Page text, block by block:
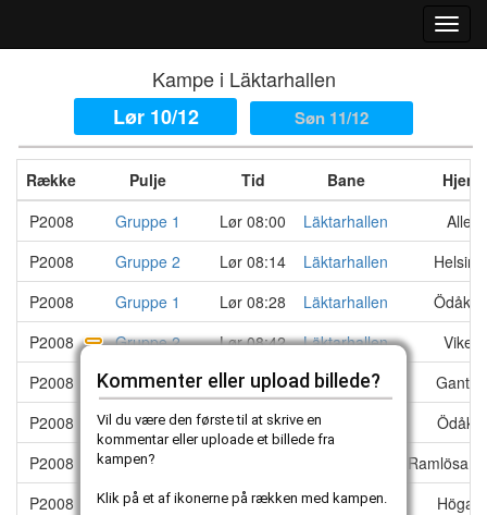
Kampe i Läktarhallen
Lør 10/12
Søn 11/12
Række Pulje Tid Bane
P2008
Gruppe 1 Lør 08:00 Läktarhallen
P2008
Gruppe 2 Lør 08:14 Läktarhallen
P2008
Gruppe 1 Lør 08:28 Läktarhallen
P2008
Gruppe 2 Lør 08:42 Läktarhallen
P2008
Gruppe 1 Lør 08:56 Läktarhallen
P2008
Gruppe 2 Lør 09:10 Läktarhallen
P2008
Gruppe 1
Ramlösa
P2008
Gruppe 2 Lør 09:38 Läktarhallen
Kommenter eller upload billede?
Vil du være den første til at skrive en
kommentar eller uploade et billede fra
kampen?
Klik på et af ikonerne på rækken med kampen.